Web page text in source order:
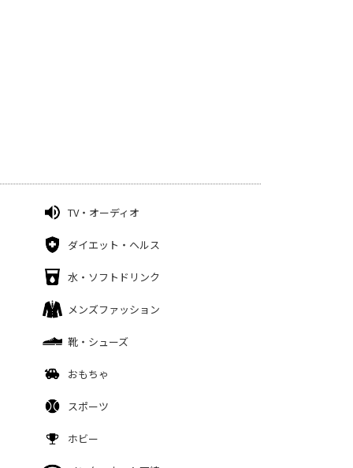
TV・オーディオ
ダイエット・ヘルス
水・ソフトドリンク
メンズファッション
靴・シューズ
おもちゃ
スポーツ
ホビー